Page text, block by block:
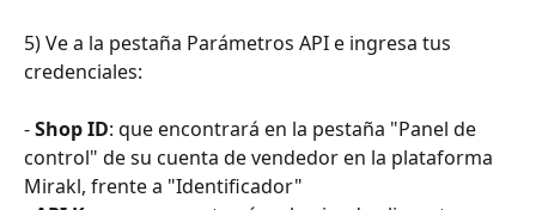
5) Ve a la pestaña Parámetros API e ingresa tus
credenciales:
- Shop ID: que encontrará en la pestaña "Panel de
control" de su cuenta de vendedor en la plataforma
Mirakl, frente a "Identificador"